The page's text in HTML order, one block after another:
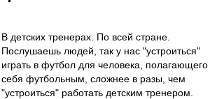
В детских тренерах. По всей стране.
Послушаешь людей, так у нас "устроиться"
играть в футбол для человека, полагающего
себя футбольным, сложнее в разы, чем
"устроиться" работать детским тренером.